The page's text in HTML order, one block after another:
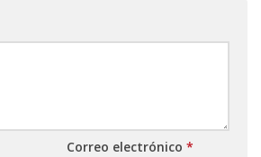
Correo electrónico *